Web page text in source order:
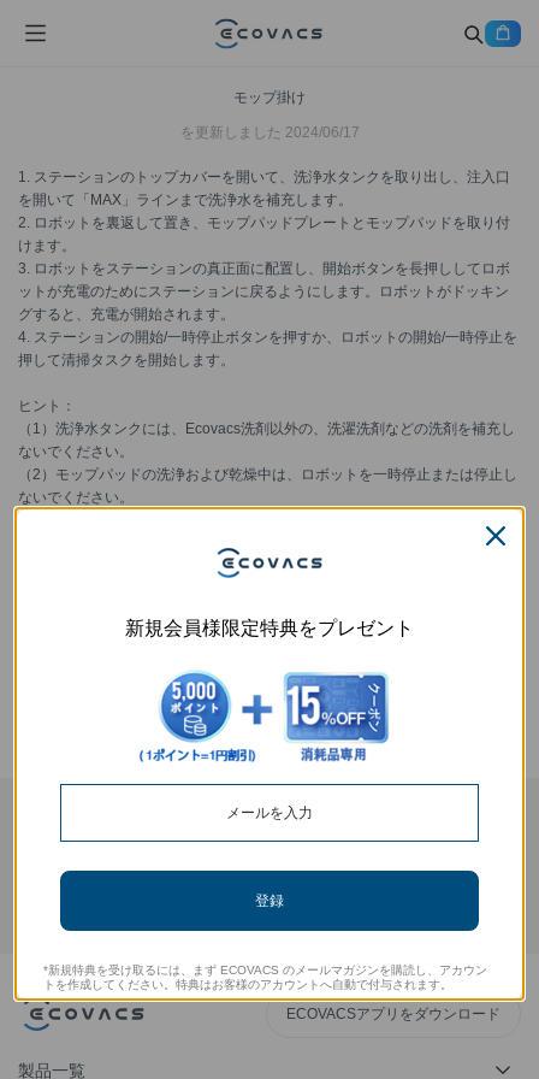
モップ掛け
を更新しました 2024/06/17
1. ステーションのトップカバーを開いて、洗浄水タンクを取り出し、注入口
を開いて「MAX」ラインまで洗浄水を補充します。
2. ロボットを裏返して置き、モップパッドプレートとモップパッドを取り付
けます。
3. ロボットをステーションの真正面に配置し、開始ボタンを長押ししてロボ
ットが充電のためにステーションに戻るようにします。ロボットがドッキン
グすると、充電が開始されます。
4. ステーションの開始/一時停止ボタンを押すか、ロボットの開始/一時停止を
押して清掃タスクを開始します。
ヒント：
（1）洗浄水タンクには、Ecovacs洗剤以外の、洗濯洗剤などの洗剤を補充し
ないでください。
（2）モップパッドの洗浄および乾燥中は、ロボットを一時停止または停止し
ないでください。
はい いいえ
ECOVACSアプリをダウンロード
製品一覧
新規会員様限定特典をプレゼント
登録
*新規特典を受け取るには、まず ECOVACS のメールマガジンを購読し、アカウン
トを作成してください。特典はお客様のアカウントへ自動で付与されます。